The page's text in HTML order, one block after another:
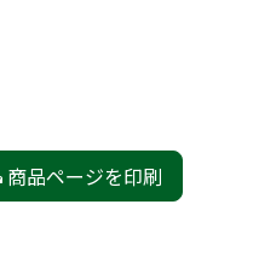
商品ページを印刷